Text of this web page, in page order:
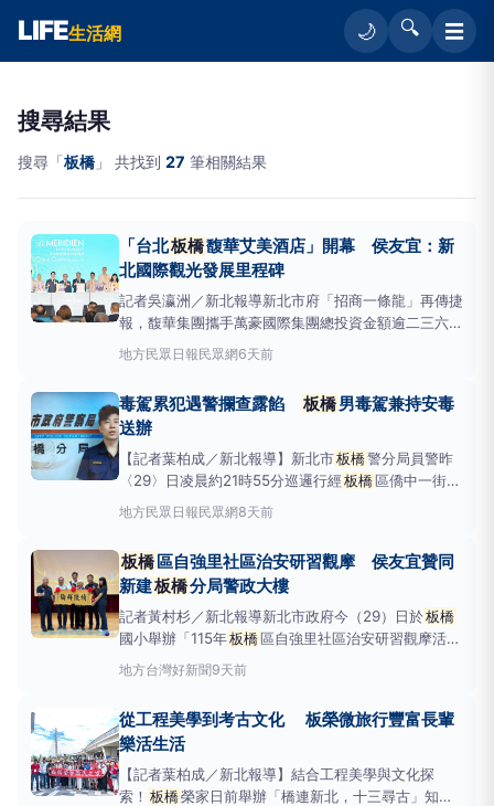
LIFE生活網 🌙 🔍 ☰
搜尋結果
搜尋「板橋」 共找到 27 筆相關結果
「台北板橋馥華艾美酒店」開幕 侯友宜：新
北國際觀光發展里程碑
記者吳瀛洲／新北報導新北市府「招商一條龍」再傳捷
報，馥華集團攜手萬豪國際集團總投資金額逾二三六億
元，於新北市新板特區打造「台北
（LeMéridienTaipeiBanqiao）」卅一日開幕，預計
與馥華集團董事長陳金鐘
地方民眾日報民眾網6天前
毒駕累犯遇警攔查露餡 板橋男毒駕兼持安毒
送辦
【記者葉柏成／新北報導】新北市板橋警分局員警昨
〈29〉日凌晨約21時55分巡邏行經板橋區僑中一街
124巷時，發現一輛自小客車迴轉時未依規定使用方向
燈，立即上前攔查。警方盤查過程中，49歲陳姓駕駛
警方隨即依規定告知毒品唾液快篩程序及拒絕檢測相關
法
地方民眾日報民眾網8天前
板橋區自強里社區治安研習觀摩 侯友宜贊同
新建板橋分局警政大樓
記者黃村杉／新北報導新北市政府今（29）日於板橋
國小舉辦「115年板橋區自強里社區治安研習觀摩活
動」，由市府專業人員講授婦幼安全宣導、全社會防衛
韌性宣導、滅火器使用方法、CPR及AED急救教學、
市長親臨主持，並頒贈「績優群倫」獎牌，藉以表揚自
地方台灣好新聞9天前
從工程美學到考古文化 板榮微旅行豐富長輩
樂活生活
【記者葉柏成／新北報導】結合工程美學與文化探
索！ 板橋榮家日前舉辦「橋連新北，十三尋古」知性